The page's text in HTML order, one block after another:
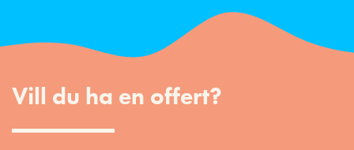
Vill du ha en offert?